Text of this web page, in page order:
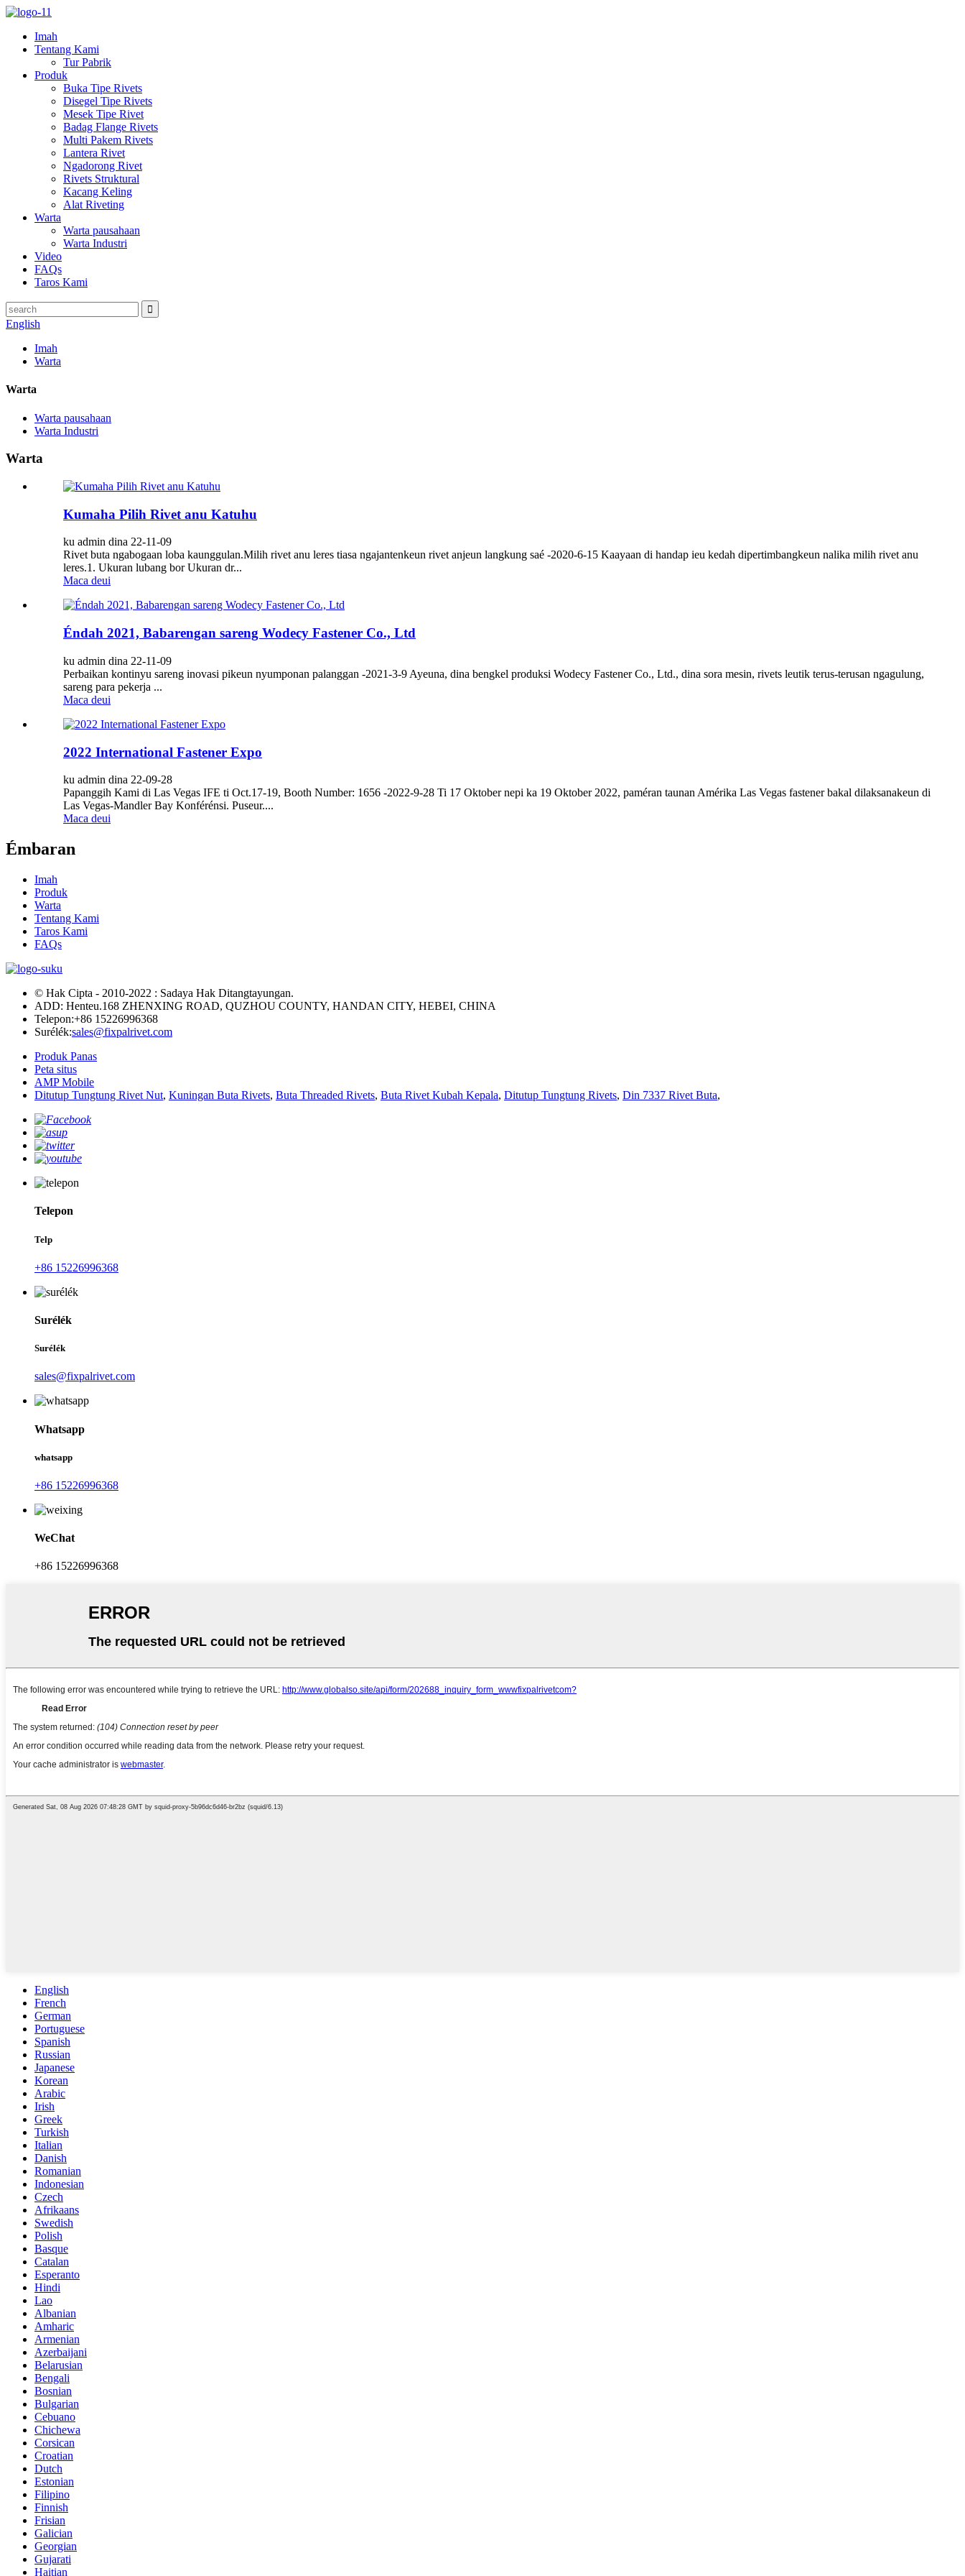
Imah
Tentang Kami
Tur Pabrik
Produk
Buka Tipe Rivets
Disegel Tipe Rivets
Mesek Tipe Rivet
Badag Flange Rivets
Multi Pakem Rivets
Lantera Rivet
Ngadorong Rivet
Rivets Struktural
Kacang Keling
Alat Riveting
Warta
Warta pausahaan
Warta Industri
Video
FAQs
Taros Kami
English
Imah
Warta
Warta
Warta pausahaan
Warta Industri
Warta
Kumaha Pilih Rivet anu Katuhu
ku admin dina 22-11-09
Rivet buta ngabogaan loba kaunggulan.Milih rivet anu leres tiasa ngajantenkeun rivet anjeun langkung saé -2020-6-15 Kaayaan di handap ieu kedah dipertimbangkeun nalika milih rivet anu
leres.1. Ukuran lubang bor Ukuran dr...
Maca deui
Éndah 2021, Babarengan sareng Wodecy Fastener Co., Ltd
ku admin dina 22-11-09
Perbaikan kontinyu sareng inovasi pikeun nyumponan palanggan -2021-3-9 Ayeuna, dina bengkel produksi Wodecy Fastener Co., Ltd., dina sora mesin, rivets leutik terus-terusan ngagulung,
sareng para pekerja ...
Maca deui
2022 International Fastener Expo
ku admin dina 22-09-28
Papanggih Kami di Las Vegas IFE ti Oct.17-19, Booth Number: 1656 -2022-9-28 Ti 17 Oktober nepi ka 19 Oktober 2022, paméran taunan Amérika Las Vegas fastener bakal dilaksanakeun di
Las Vegas-Mandler Bay Konférénsi. Puseur....
Maca deui
Émbaran
Imah
Produk
Warta
Tentang Kami
Taros Kami
FAQs
© Hak Cipta - 2010-2022 : Sadaya Hak Ditangtayungan.
ADD: Henteu.168 ZHENXING ROAD, QUZHOU COUNTY, HANDAN CITY, HEBEI, CHINA
Telepon:+86 15226996368
Surélék:sales@fixpalrivet.com
Produk Panas
Peta situs
AMP Mobile
Ditutup Tungtung Rivet Nut, Kuningan Buta Rivets, Buta Threaded Rivets, Buta Rivet Kubah Kepala, Ditutup Tungtung Rivets, Din 7337 Rivet Buta,
Telepon
Telp
+86 15226996368
Surélék
Surélék
sales@fixpalrivet.com
Whatsapp
whatsapp
+86 15226996368
WeChat
+86 15226996368
English
French
German
Portuguese
Spanish
Russian
Japanese
Korean
Arabic
Irish
Greek
Turkish
Italian
Danish
Romanian
Indonesian
Czech
Afrikaans
Swedish
Polish
Basque
Catalan
Esperanto
Hindi
Lao
Albanian
Amharic
Armenian
Azerbaijani
Belarusian
Bengali
Bosnian
Bulgarian
Cebuano
Chichewa
Corsican
Croatian
Dutch
Estonian
Filipino
Finnish
Frisian
Galician
Georgian
Gujarati
Haitian